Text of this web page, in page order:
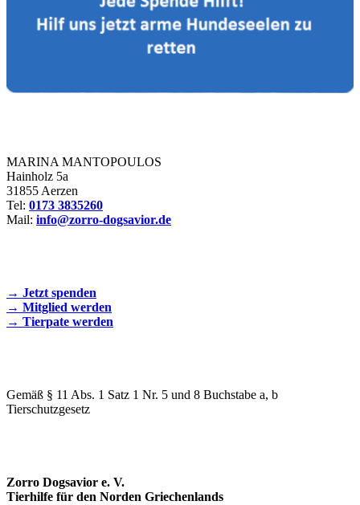
MARINA MANTOPOULOS
Hainholz 5a
31855 Aerzen
Tel: 0173 3835260
Mail: info@zorro-dogsavior.de
→ Jetzt spenden
→ Mitglied werden
→ Tierpate werden
Gemäß § 11 Abs. 1 Satz 1 Nr. 5 und 8 Buchstabe a, b
Tierschutzgesetz
Zorro Dogsavior e. V.
Tierhilfe für den Norden Griechenlands